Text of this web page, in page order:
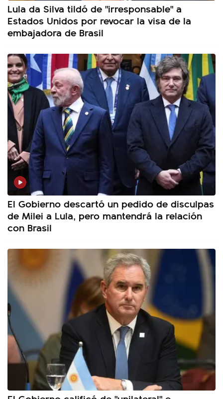
Lula da Silva tildó de "irresponsable" a
Estados Unidos por revocar la visa de la
embajadora de Brasil
El Gobierno descartó un pedido de disculpas
de Milei a Lula, pero mantendrá la relación
con Brasil